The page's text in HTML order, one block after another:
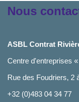
Nous
ASBL Contrat
Centre d'entreprises
Rue des Foudriers, 2
+32 (0)483 04 34 77